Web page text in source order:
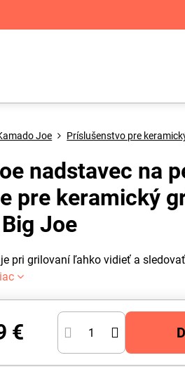
Joe Príslušenstvo pre
nadstavec na
pre keramický
Joe
pri grilovaní ľahko vidieť a
€